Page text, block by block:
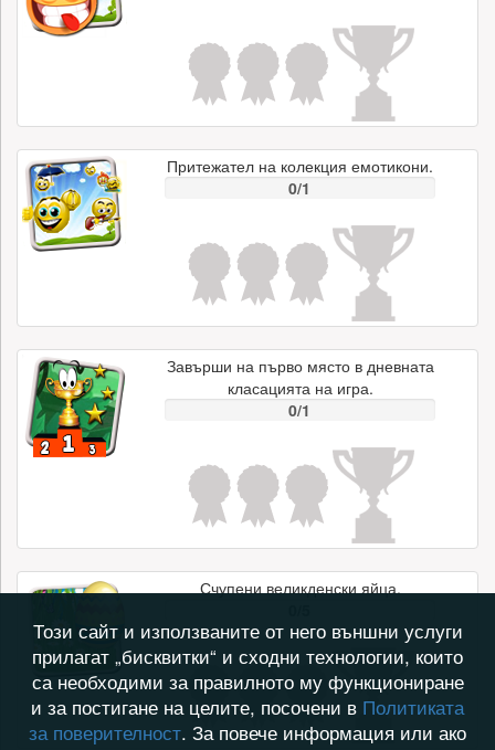
Притежател на колекция емотикони.
0/1
Завърши на първо място в дневната
класацията на игра.
0/1
Счупени великденски яйца.
Този сайт и използваните от него външни услуги
прилагат „бисквитки“ и сходни технологии, които
са необходими за правилното му функциониране
и за постигане на целите, посочени в Политиката
за поверителност. За повече информация или ако